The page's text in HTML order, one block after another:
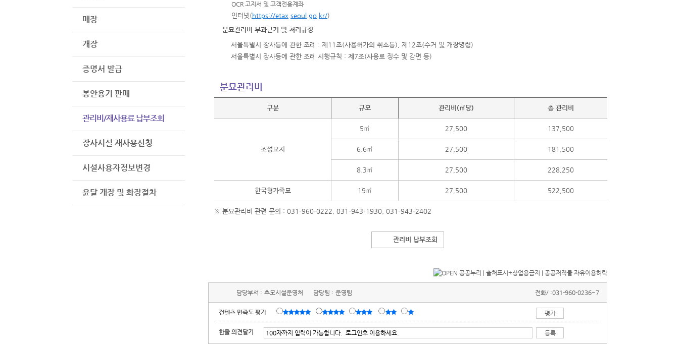
매장
개장
증명서 발급
봉안용기 판매
관리비/재사용료 납부조회
장사시설 재사용신청
시설사용자정보변경
윤달 개장 및 화장절차
OCR 고지서 및 고객전용계좌
인터넷(https://etax.seoul.go.kr/)
분묘관리비 부과근거 및 처리규정
서울특별시 장사등에 관한 조례 : 제11조(사용허가의 취소등), 제12조(수거 및 개장명령)
서울특별시 장사등에 관한 조례 시행규칙 : 제7조(사용료 징수 및 감면 등)
분묘관리비
구분 규모 관리비(㎡당) 총 관리비
조성묘지
5㎡ 27,500 137,500
6.6㎡ 27,500 181,500
8.3㎡ 27,500 228,250
한국형가족묘 19㎡ 27,500 522,500
※ 분묘관리비 관련 문의 : 031-960-0222, 031-943-1930, 031-943-2402
관리비 납부조회
담당부서 : 추모시설운영처 담당팀 : 운영팀 전화/ :031-960-0236~7
컨텐츠 만족도 평가
한줄 의견달기